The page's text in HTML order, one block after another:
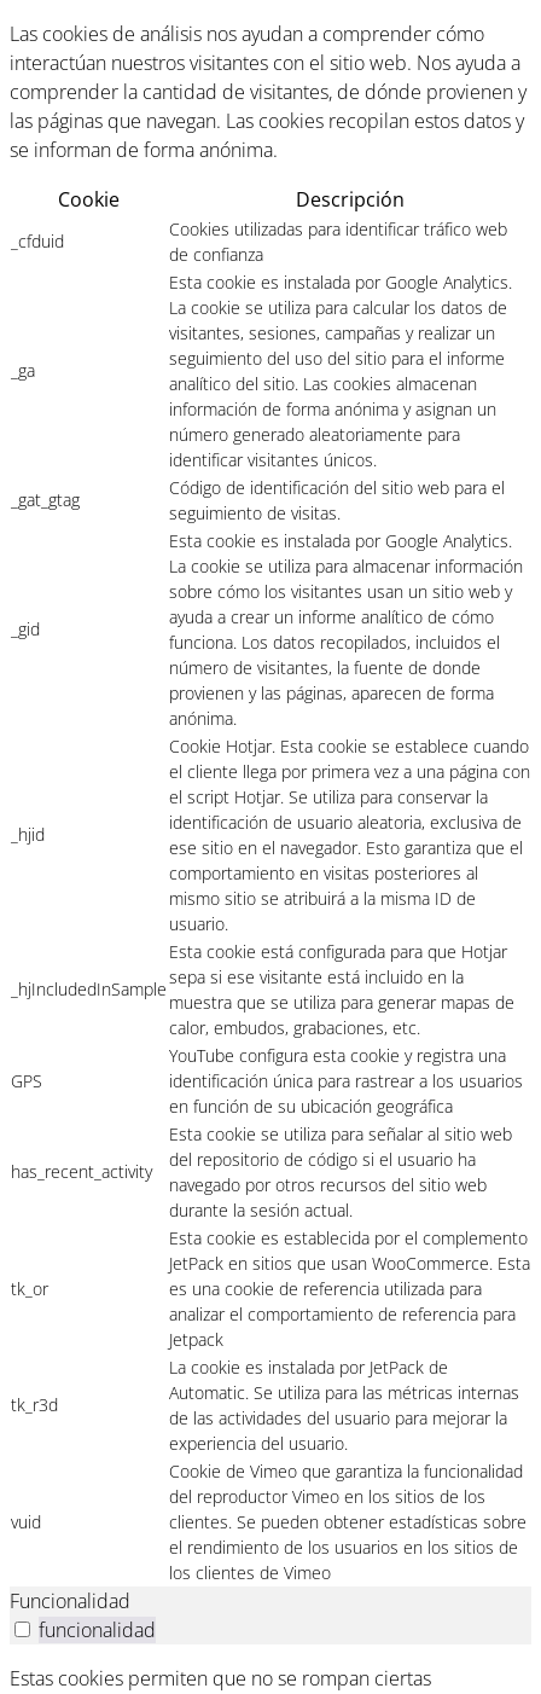
Las cookies de análisis nos ayudan a comprender cómo
interactúan nuestros visitantes con el sitio web. Nos ayuda a
comprender la cantidad de visitantes, de dónde provienen y
las páginas que navegan. Las cookies recopilan estos datos y
se informan de forma anónima.
Cookie
Descripción
_cfduid
Cookies utilizadas para identificar tráfico web
de confianza
_ga
Esta cookie es instalada por Google Analytics.
La cookie se utiliza para calcular los datos de
visitantes, sesiones, campañas y realizar un
seguimiento del uso del sitio para el informe
analítico del sitio. Las cookies almacenan
información de forma anónima y asignan un
número generado aleatoriamente para
identificar visitantes únicos.
_gat_gtag
Código de identificación del sitio web para el
seguimiento de visitas.
_gid
Esta cookie es instalada por Google Analytics.
La cookie se utiliza para almacenar información
sobre cómo los visitantes usan un sitio web y
ayuda a crear un informe analítico de cómo
funciona. Los datos recopilados, incluidos el
número de visitantes, la fuente de donde
provienen y las páginas, aparecen de forma
anónima.
_hjid
Cookie Hotjar. Esta cookie se establece cuando
el cliente llega por primera vez a una página con
el script Hotjar. Se utiliza para conservar la
identificación de usuario aleatoria, exclusiva de
ese sitio en el navegador. Esto garantiza que el
comportamiento en visitas posteriores al
mismo sitio se atribuirá a la misma ID de
usuario.
_hjIncludedInSample
Esta cookie está configurada para que Hotjar
sepa si ese visitante está incluido en la
muestra que se utiliza para generar mapas de
calor, embudos, grabaciones, etc.
GPS
YouTube configura esta cookie y registra una
identificación única para rastrear a los usuarios
en función de su ubicación geográfica
has_recent_activity
Esta cookie se utiliza para señalar al sitio web
del repositorio de código si el usuario ha
navegado por otros recursos del sitio web
durante la sesión actual.
tk_or
Esta cookie es establecida por el complemento
JetPack en sitios que usan WooCommerce. Esta
es una cookie de referencia utilizada para
analizar el comportamiento de referencia para
Jetpack
tk_r3d
La cookie es instalada por JetPack de
Automatic. Se utiliza para las métricas internas
de las actividades del usuario para mejorar la
experiencia del usuario.
vuid
Cookie de Vimeo que garantiza la funcionalidad
del reproductor Vimeo en los sitios de los
clientes. Se pueden obtener estadísticas sobre
el rendimiento de los usuarios en los sitios de
los clientes de Vimeo
Funcionalidad
funcionalidad
Estas cookies permiten que no se rompan ciertas